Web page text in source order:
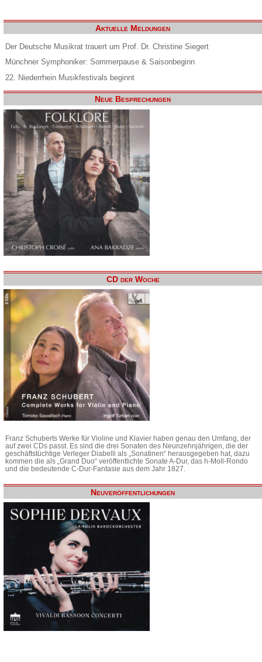
Aktuelle Meldungen
Der Deutsche Musikrat trauert um Prof. Dr. Christine Siegert
Münchner Symphoniker: Sommerpause & Saisonbeginn
22. Niederrhein Musikfestivals beginnt
Neue Besprechungen
CD der Woche
Franz Schuberts Werke für Violine und Klavier haben genau den Umfang, der
auf zwei CDs passt. Es sind die drei Sonaten des Neunzehnjährigen, die der
geschäftstüchtige Verleger Diabelli als „Sonatinen“ herausgegeben hat, dazu
kommen die als „Grand Duo“ veröffentlichte Sonate A-Dur, das h-Moll-Rondo
und die bedeutende C-Dur-Fantasie aus dem Jahr 1827.
Neuveröffentlichungen